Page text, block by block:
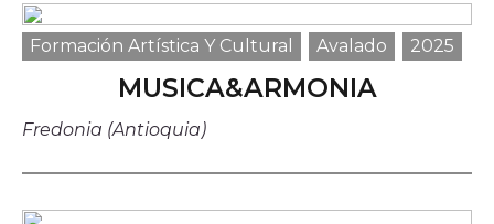
Histórico
Sala de prensa
Noticias
Suscríbete a la Newsletter
Formación Artística Y Cultural Avalado 2025
MUSICA&ARMONIA
Fredonia (Antioquia)